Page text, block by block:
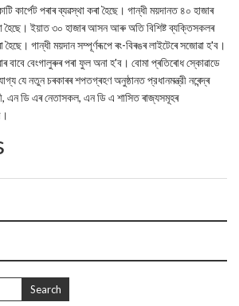
কার্পেট পৰাৰ ব্যৱস্থা কৰা হৈছে। গান্ধী ময়দানত ৪০ হাজাৰ
হৈছে। ইয়াত ৩০ হাজাৰ আসন আৰু অতি বিশিষ্ট ব্যক্তিসকলৰ
গান্ধী ময়দান সম্পূৰ্ণৰূপে ৰং-বিৰঙৰ লাইটেৰে সজোৱা হ'ব।
বেংগালুৰুৰ পৰা ফুল অনা হ'ব। বোমা প্ৰতিৰোধ স্কোৱাডে
যে নতুন চৰকাৰৰ শপতগ্ৰহণ অনুষ্ঠানত প্রধানমন্ত্রী নৰেন্দ্ৰ
এন ডি এৰ নেতাসকল, এন ডি এ শাসিত ৰাজ্যসমূহৰ